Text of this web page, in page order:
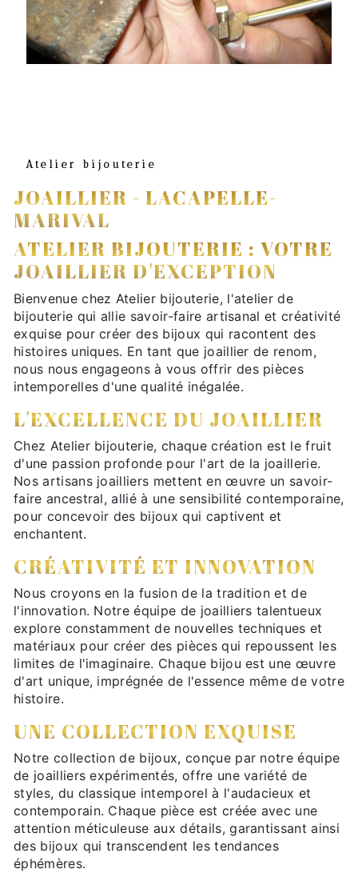
Atelier bijouterie
JOAILLIER - LACAPELLE-
MARIVAL
ATELIER BIJOUTERIE : VOTRE
JOAILLIER D'EXCEPTION
Bienvenue chez Atelier bijouterie, l'atelier de
bijouterie qui allie savoir-faire artisanal et créativité
exquise pour créer des bijoux qui racontent des
histoires uniques. En tant que joaillier de renom,
nous nous engageons à vous offrir des pièces
intemporelles d'une qualité inégalée.
L'EXCELLENCE DU JOAILLIER
Chez Atelier bijouterie, chaque création est le fruit
d'une passion profonde pour l'art de la joaillerie.
Nos artisans joailliers mettent en œuvre un savoir-
faire ancestral, allié à une sensibilité contemporaine,
pour concevoir des bijoux qui captivent et
enchantent.
CRÉATIVITÉ ET INNOVATION
Nous croyons en la fusion de la tradition et de
l'innovation. Notre équipe de joailliers talentueux
explore constamment de nouvelles techniques et
matériaux pour créer des pièces qui repoussent les
limites de l'imaginaire. Chaque bijou est une œuvre
d'art unique, imprégnée de l'essence même de votre
histoire.
UNE COLLECTION EXQUISE
Notre collection de bijoux, conçue par notre équipe
de joailliers expérimentés, offre une variété de
styles, du classique intemporel à l'audacieux et
contemporain. Chaque pièce est créée avec une
attention méticuleuse aux détails, garantissant ainsi
des bijoux qui transcendent les tendances
éphémères.